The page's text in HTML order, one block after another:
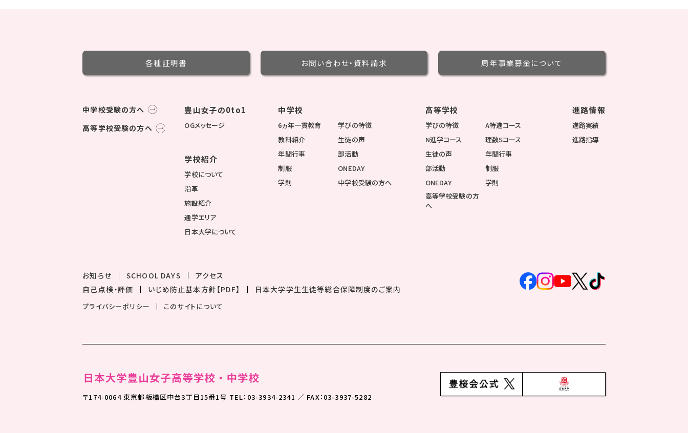
各種証明書 お問い合わせ・ 資料請求 周年事業募金について
中学校受験の方へ
高等学校受験の方へ
豊山女子の0to1
OGメッセージ
学校紹介
学校について
沿革
施設紹介
通学エリア
日本大学について
中学校
6ヵ年一貫教育
学びの特徴
教科紹介
生徒の声
年間行事
部活動
制服
ONEDAY
学則
中学校受験の方へ
高等学校
学びの特徴
A特進コース
N進学コース
理数Sコース
生徒の声
年間行事
部活動
制服
ONEDAY
学則
高等学校受験の方
へ
進路情報
進路実績
進路指導
お知らせ SCHOOL DAYS
アクセス
自己点検・評価
いじめ防止基本方針【PDF】 日本大学学生生徒等総合保障制度のご案内
プライバシーポリシー このサイトについて
〒174-0064 東京都板橋区中台3丁目15番1号 TEL：03-3934-2341 ／ FAX：03-3937-5282